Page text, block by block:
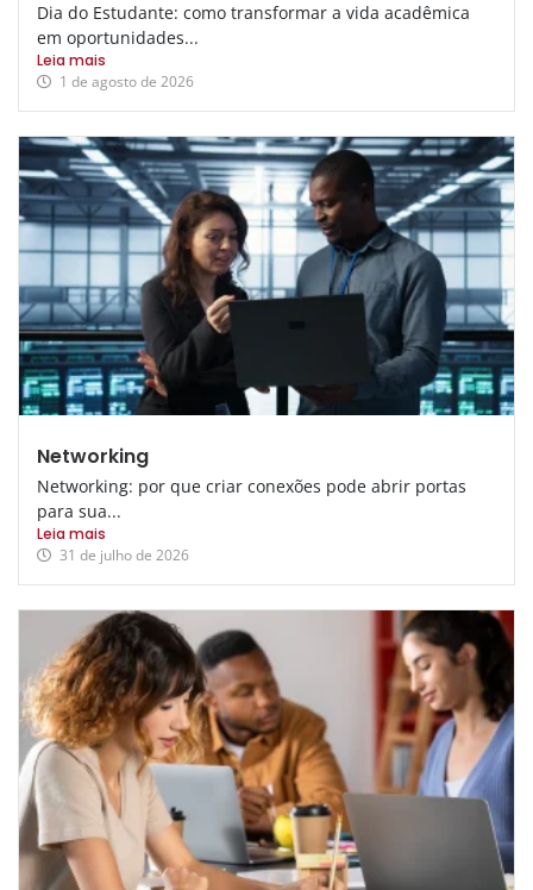
Dia do Estudante: como transformar a vida acadêmica
em oportunidades...
Leia mais
1 de agosto de 2026
Networking
Networking: por que criar conexões pode abrir portas
para sua...
Leia mais
31 de julho de 2026